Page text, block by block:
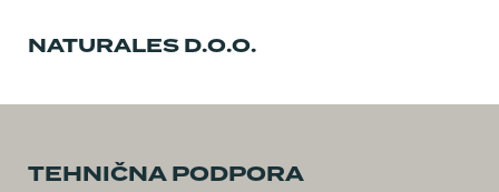
NATURALES D.O.O.
TEHNIČNA PODPORA